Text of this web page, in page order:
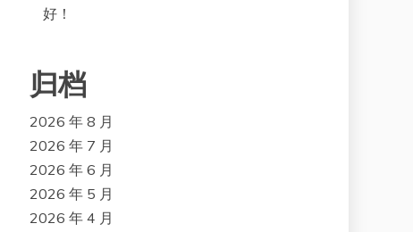
好！
归档
2026 年 8 月
2026 年 7 月
2026 年 6 月
2026 年 5 月
2026 年 4 月